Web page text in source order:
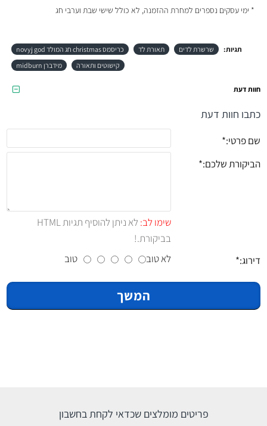
* ימי עסקים נספרים למחרת ההזמנה, לא כולל שישי שבת וערבי חג
תגיות: שרשרת לדים תאורת לד
כריסמס christmas חג המולד novyj god
קישוטים ותאורה
מידברן midburn
חוות דעת
כתבו חוות דעת
שם פרטי:
הביקורת שלכם:
שימו לב:
לא ניתן להוסיף תגיות HTML
בביקורת.!
דירוג:
לא טוב טוב
המשך
פריטים מומלצים שכדאי לקחת בחשבון